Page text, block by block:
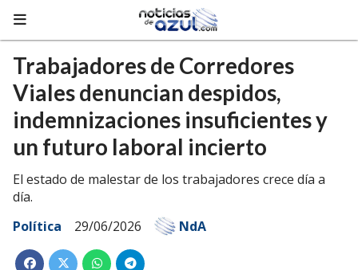
Trabajadores de Corredores
Viales denuncian despidos,
indemnizaciones insuficientes y
un futuro laboral incierto
El estado de malestar de los trabajadores crece día a
día.
Política
29/06/2026 NdA